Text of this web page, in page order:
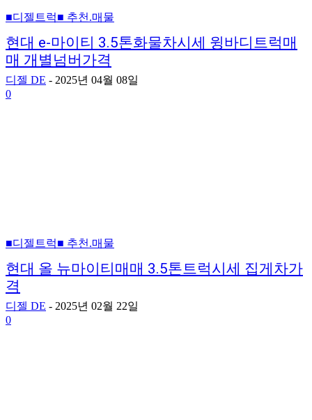
■디젤트럭■ 추천.매물
현대 e-마이티 3.5톤화물차시세 윙바디트럭매
매 개별넘버가격
디젤 DE - 2025년 04월 08일
0
■디젤트럭■ 추천.매물
현대 올 뉴마이티매매 3.5톤트럭시세 집게차가
격
디젤 DE - 2025년 02월 22일
0